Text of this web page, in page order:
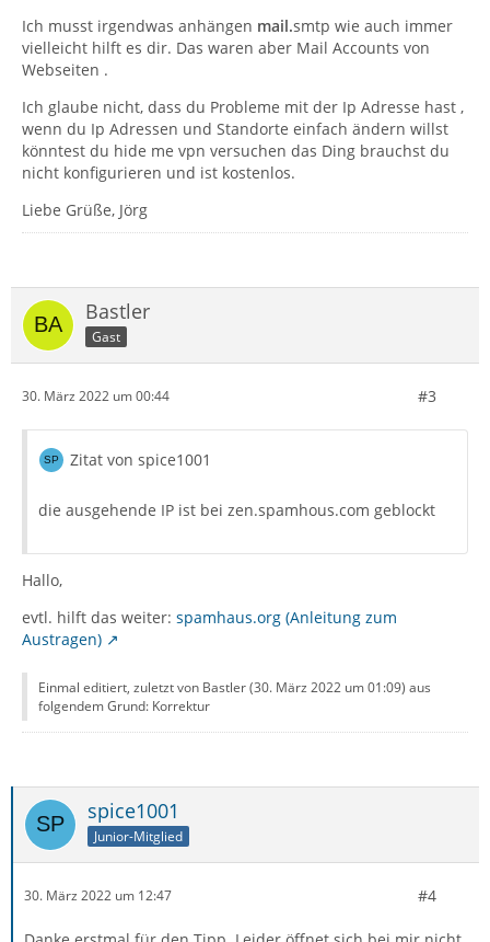
Ich musst irgendwas anhängen mail.smtp wie auch immer
vielleicht hilft es dir. Das waren aber Mail Accounts von
Webseiten .
Ich glaube nicht, dass du Probleme mit der Ip Adresse hast ,
wenn du Ip Adressen und Standorte einfach ändern willst
könntest du hide me vpn versuchen das Ding brauchst du
nicht konfigurieren und ist kostenlos.
Liebe Grüße, Jörg
Bastler
Gast
30. März 2022 um 00:44 #3
Zitat von spice1001
die ausgehende IP ist bei zen.spamhous.com geblockt
Hallo,
evtl. hilft das weiter: spamhaus.org (Anleitung zum
Austragen)
Einmal editiert, zuletzt von Bastler (30. März 2022 um 01:09) aus
folgendem Grund: Korrektur
spice1001
Junior-Mitglied
30. März 2022 um 12:47 #4